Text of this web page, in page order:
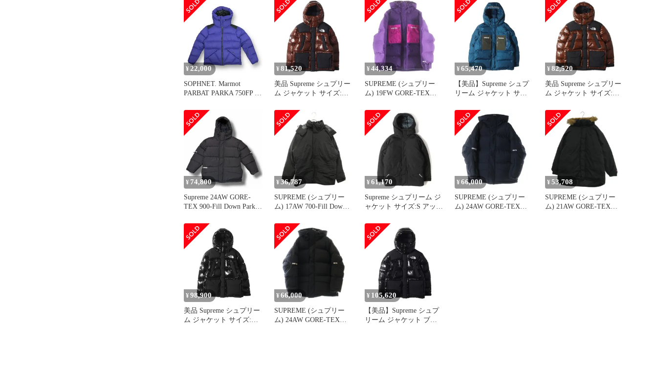
ィルパワー ダウンパーカ
ー (700-Fill Down Parka) |
アウター ブルゾン 上着
【メンズ】【中古】
ンパーカー ジャケット
南堀江店
ャケット パーカー ベー
ジュ
カ ダウンジャケット ホ
ワイト
ルパワー ダウン パーカ
ー 700-Fill Down Parka ブ
ラウン アウター ブルゾ
ン コート コラボ
¥22,000
SOPHNET. Marmot
PARBAT PARKA 750FP ナ
SOPH-212106 ソフネット
マーモット M 60224A
¥ 81,520
美品 Supreme シュプリー
ム ジャケット サイズ:M
700フィルパワー ダウン
パーカー (700-Fill Down
Parka) ブラウン アウター
ブルゾン 上着 コラボ
【メンズ】
¥ 44,334
SUPREME (シュプリー
ム) 19FW GORE-TEX
テックス 700フィル ダウ
ンパーカー ジャケット
パープル
¥ 65,470
【美品】Supreme シュプ
リーム ジャケット サイ
フィルパワー ダウンパー
カー / ジャケット
(GORE-TEX 700-Fill
Down Parka) / ダークティ
ール / アウター ブルゾン
上着【メンズ】【中古】
¥ 82,520
美品 Supreme シュプリー
ム ジャケット サイズ:M
700フィルパワー ダウン
パーカー (700-Fill Down
Parka) ブラウン アウター
ブルゾン 上着【メンズ】
¥ 74,800
Supreme 24AW GORE-
TEX 900-Fill Down Parka
ダウンパーカー ダウンジ
ャケット シュプリーム
ブラック XL （8498M）
¥ 36,787
SUPREME (シュプリー
ム) 17AW 700-Fill Down
ル テープド シーム ジッ
プアップダウンジャケッ
ト ブラック
¥ 61,170
Supreme シュプリーム ジ
ャケット サイズ:S アップ
ン ダウンパーカー
Uptown Down Parka
700Fill 15AW ブラック 黒
アウター ブルゾン コー
ト ストリート ブランド
¥ 66,000
SUPREME (シュプリー
ム) 24AW GORE-TEX
¥ 53,708
SUPREME (シュプリー
ム) 21AW GORE-TEX
¥ 98,900
美品 Supreme シュプリー
ム ジャケット サイズ:M
¥ 66,000
SUPREME (シュプリー
ム) 24AW GORE-TEX
¥ 105,620
【美品】Supreme シュプ
リーム ジャケット ブラ